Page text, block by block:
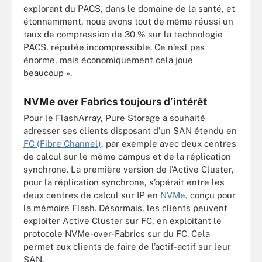
explorant du PACS, dans le domaine de la santé, et
étonnamment, nous avons tout de même réussi un
taux de compression de 30 % sur la technologie
PACS, réputée incompressible. Ce n’est pas
énorme, mais économiquement cela joue
beaucoup ».
NVMe over Fabrics toujours d’intérêt
Pour le FlashArray, Pure Storage a souhaité
adresser ses clients disposant d’un SAN étendu en
FC (Fibre Channel), par exemple avec deux centres
de calcul sur le même campus et de la réplication
synchrone. La première version de l’Active Cluster,
pour la réplication synchrone, s’opérait entre les
deux centres de calcul sur IP en NVMe, conçu pour
la mémoire Flash. Désormais, les clients peuvent
exploiter Active Cluster sur FC, en exploitant le
protocole NVMe-over-Fabrics sur du FC. Cela
permet aux clients de faire de l’actif-actif sur leur
SAN.